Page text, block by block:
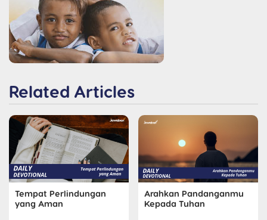
Related Articles
Tempat Perlindungan
yang Aman
Arahkan Pandanganmu
Kepada Tuhan